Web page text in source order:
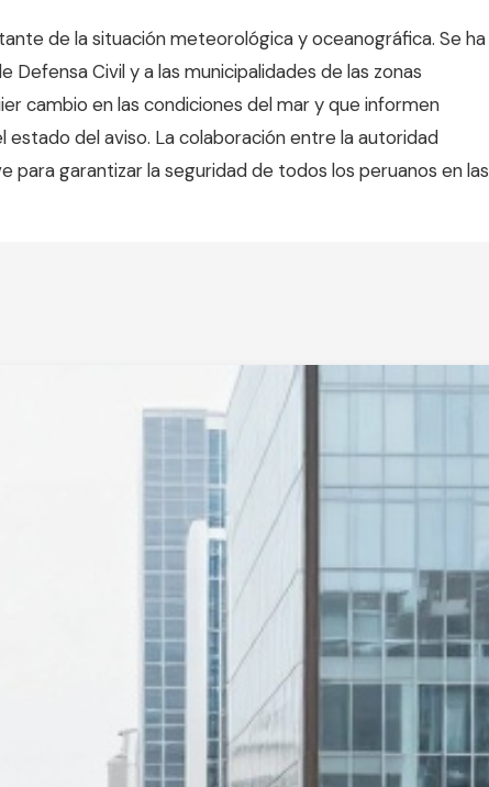
de la situación meteorológica y oceanográfica. Se ha
Defensa Civil y a las municipalidades de las zonas
cambio en las condiciones del mar y que informen
del aviso. La colaboración entre la autoridad
para garantizar la seguridad de todos los peruanos en las